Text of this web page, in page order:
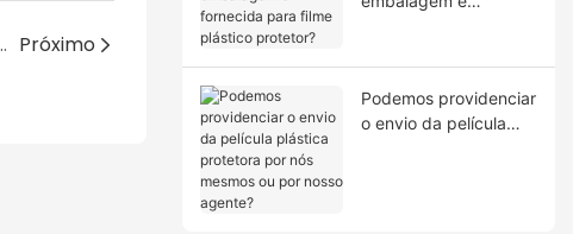
de poliolefina participam?1 Próximo
Podemos providenciar
o envio da película